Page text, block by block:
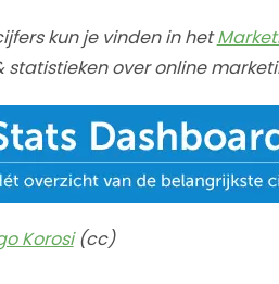
kun je vinden in het
statistieken over online
Korosi(cc)